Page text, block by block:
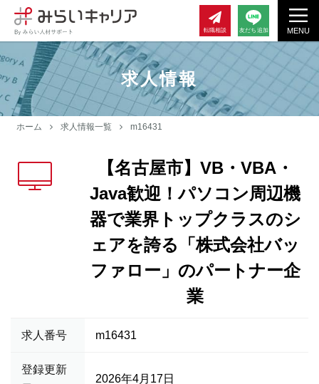
MENU
転職相談 友だち追加
求人情報
ホーム 求人情報一覧 m16431
【名古屋市】VB・VBA・
Java歓迎！パソコン周辺機
器で業界トップクラスのシ
ェアを誇る「株式会社バッ
ファロー」のパートナー企
業
求人番号 m16431
登録更新
2026年4月17日